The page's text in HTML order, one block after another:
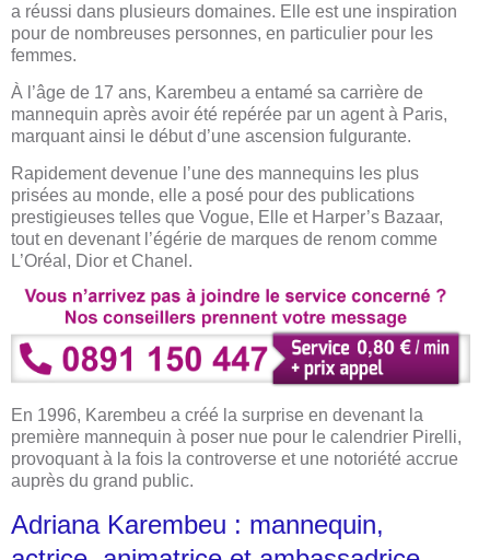
a réussi dans plusieurs domaines. Elle est une inspiration
pour de nombreuses personnes, en particulier pour les
femmes.
À l’âge de 17 ans, Karembeu a entamé sa carrière de
mannequin après avoir été repérée par un agent à Paris,
marquant ainsi le début d’une ascension fulgurante.
Rapidement devenue l’une des mannequins les plus
prisées au monde, elle a posé pour des publications
prestigieuses telles que Vogue, Elle et Harper’s Bazaar,
tout en devenant l’égérie de marques de renom comme
L’Oréal, Dior et Chanel.
En 1996, Karembeu a créé la surprise en devenant la
première mannequin à poser nue pour le calendrier Pirelli,
provoquant à la fois la controverse et une notoriété accrue
auprès du grand public.
Adriana Karembeu : mannequin,